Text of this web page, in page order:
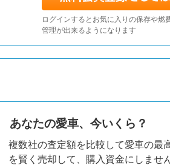
ログインするとお気に入りの保存や燃
管理が出来るようになります
あなたの愛車、今いくら？
複数社の査定額を比較して愛車の最
を賢く売却して、購入資金にしませ